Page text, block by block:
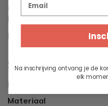
Opinel sleutelhanger, om
hebben.
Het zakmes is uitgeklapt 8
Specificaties
Merk
Materiaal
Na inschrijving ontvang je de
elk